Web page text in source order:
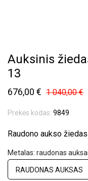
Auksinis
13
676,00 € 1 040,00 €
Prekės kodas: 9849
Raudono aukso
Metalas: raudonas
RAUDONAS AUKSAS